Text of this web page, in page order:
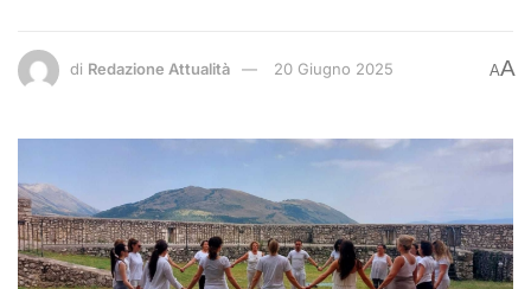
di Redazione Attualità 20 Giugno 2025 AA